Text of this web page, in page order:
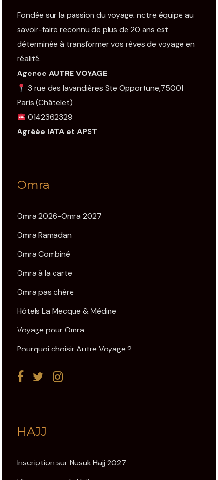
Fondée sur la passion du voyage, notre équipe au
savoir-faire reconnu de plus de 20 ans est
déterminée à transformer vos rêves de voyage en
réalité.
Agence AUTRE VOYAGE
3 rue des lavandières Ste Opportune,75001
Paris (Châtelet)
0142362329
Agréée IATA et APST
Omra
Omra 2026-Omra 2027
Omra Ramadan
Omra Combiné
Omra à la carte
Omra pas chère
Hôtels La Mecque & Médine
Voyage pour Omra
Pourquoi choisir Autre Voyage ?
HAJJ
Inscription sur Nusuk Hajj 2027